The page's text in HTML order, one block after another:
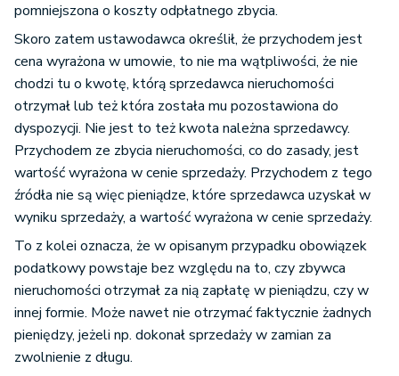
pomniejszona o koszty odpłatnego zbycia.
Skoro zatem ustawodawca określił, że przychodem jest
cena wyrażona w umowie, to nie ma wątpliwości, że nie
chodzi tu o kwotę, którą sprzedawca nieruchomości
otrzymał lub też która została mu pozostawiona do
dyspozycji. Nie jest to też kwota należna sprzedawcy.
Przychodem ze zbycia nieruchomości, co do zasady, jest
wartość wyrażona w cenie sprzedaży. Przychodem z tego
źródła nie są więc pieniądze, które sprzedawca uzyskał w
wyniku sprzedaży, a wartość wyrażona w cenie sprzedaży.
To z kolei oznacza, że w opisanym przypadku obowiązek
podatkowy powstaje bez względu na to, czy zbywca
nieruchomości otrzymał za nią zapłatę w pieniądzu, czy w
innej formie. Może nawet nie otrzymać faktycznie żadnych
pieniędzy, jeżeli np. dokonał sprzedaży w zamian za
zwolnienie z długu.